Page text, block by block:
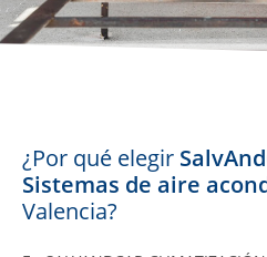
¿Por qué elegir
Sistemas de aire
Valencia?